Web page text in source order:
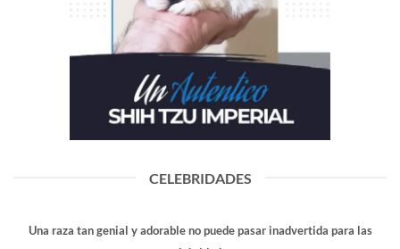
CELEBRIDADES
Una raza tan genial y adorable no puede pasar inadvertida para las